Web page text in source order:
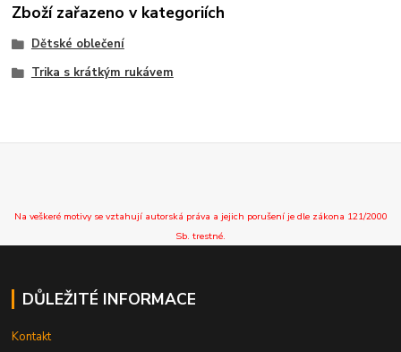
Zboží zařazeno v kategoriích
Dětské oblečení
Trika s krátkým rukávem
Na veškeré motivy se vztahují autorská práva a jejich porušení je dle zákona 121/2000
Sb. trestné.
DŮLEŽITÉ INFORMACE
Kontakt